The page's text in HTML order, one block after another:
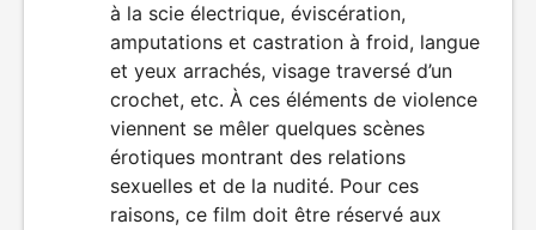
à la scie électrique, éviscération,
amputations et castration à froid, langue
et yeux arrachés, visage traversé d’un
crochet, etc. À ces éléments de violence
viennent se mêler quelques scènes
érotiques montrant des relations
sexuelles et de la nudité. Pour ces
raisons, ce film doit être réservé aux